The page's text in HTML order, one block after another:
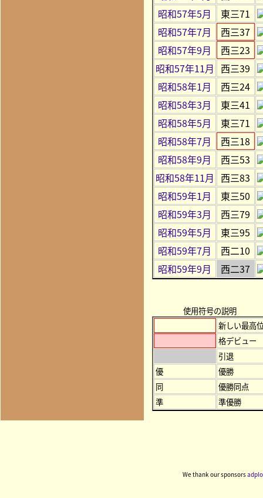
昭和57年5月
東三71
昭和57年7月
西三37
昭和57年9月
西三23
昭和57年11月 西三39
昭和58年1月
西三24
昭和58年3月
東三41
昭和58年5月
東三71
昭和58年7月
西三18
昭和58年9月
西三53
昭和58年11月 西三83
昭和59年1月
東三50
昭和59年3月
西三79
昭和59年5月
東三95
昭和59年7月
西二10
昭和59年9月
西二37
使用符号の説明
新しい最高
格デビュー
引退
優
優勝
同
優勝同点
準
準優勝
We thank our sponsors